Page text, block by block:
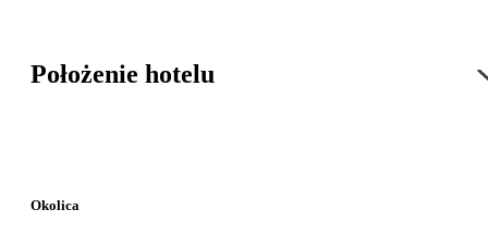
Położenie hotelu
Okolica